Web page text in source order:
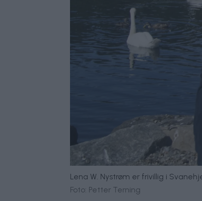
Lena W. Nystrøm er frivillig i
Foto: Petter Terning